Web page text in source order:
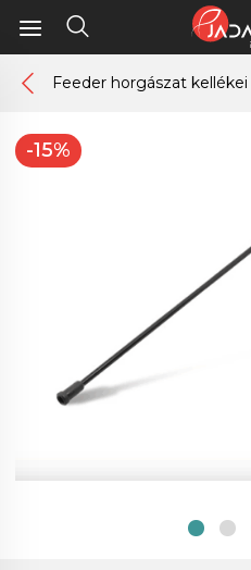
Feeder horgászat kellékei
-15%